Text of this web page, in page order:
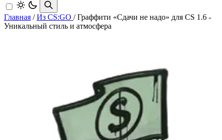
Главная / Из CS:GO / Граффити «Сдачи не надо» для CS 1.6 -
Уникальный стиль и атмосфера